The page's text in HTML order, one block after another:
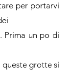
per portarvi
Prima un po di
grotte si